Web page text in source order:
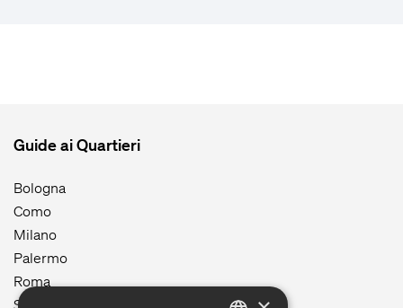
Guide ai Quartieri
Bologna
Como
Milano
Palermo
Roma